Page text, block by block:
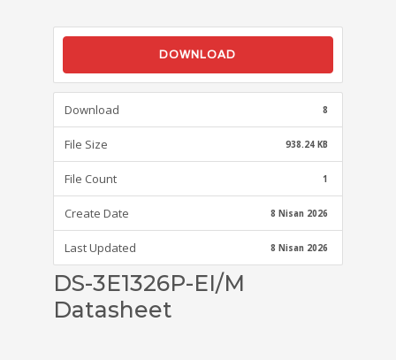
DOWNLOAD
Download 8
File Size 938.24 KB
File Count 1
Create Date 8 Nisan 2026
Last Updated 8 Nisan 2026
DS-3E1326P-EI/M
Datasheet